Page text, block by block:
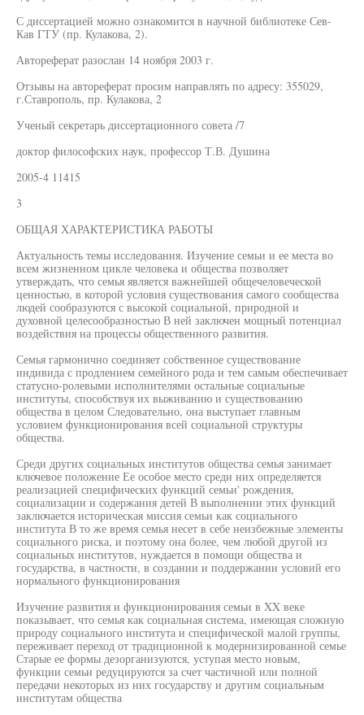
С диссертацией можно ознакомится в научной библиотеке Сев-
Кав ГТУ (пр. Кулакова, 2).
Автореферат разослан 14 ноября 2003 г.
Отзывы на автореферат просим направлять по адресу: 355029,
г.Ставрополь, пр. Кулакова, 2
Ученый секретарь диссертационного совета /7
доктор философских наук, профессор Т.В. Душина
2005-4 11415
3
ОБЩАЯ ХАРАКТЕРИСТИКА РАБОТЫ
Актуальность темы исследования. Изучение семьи и ее места во
всем жизненном цикле человека и общества позволяет
утверждать, что семья является важнейшей общечеловеческой
ценностью, в которой условия существования самого сообщества
людей сообразуются с высокой социальной, природной и
духовной целесообразностью В ней заключен мощный потенциал
воздействия на процессы общественного развития.
Семья гармонично соединяет собственное существование
индивида с продлением семейного рода и тем самым обеспечивает
статусно-ролевыми исполнителями остальные социальные
институты, способствуя их выживанию и существованию
общества в целом Следовательно, она выступает главным
условием функционирования всей социальной структуры
общества.
Среди других социальных институтов общества семья занимает
ключевое положение Ее особое место среди них определяется
реализацией специфических функций семьи' рождения,
социализации и содержания детей В выполнении этих функций
заключается историческая миссия семьи как социального
института В то же время семья несет в себе неизбежные элементы
социального риска, и поэтому она более, чем любой другой из
социальных институтов, нуждается в помощи общества и
государства, в частности, в создании и поддержании условий его
нормального функционирования
Изучение развития и функционирования семьи в XX веке
показывает, что семья как социальная система, имеющая сложную
природу социального института и специфической малой группы,
переживает переход от традиционной к модернизированной семье
Старые ее формы дезорганизуются, уступая место новым,
функции семьи редуцируются за счет частичной или полной
передачи некоторых из них государству и другим социальным
институтам общества